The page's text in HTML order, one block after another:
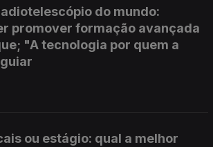
do mundo:
promover formação avançada
"A tecnologia por quem a
ou estágio: qual a melhor